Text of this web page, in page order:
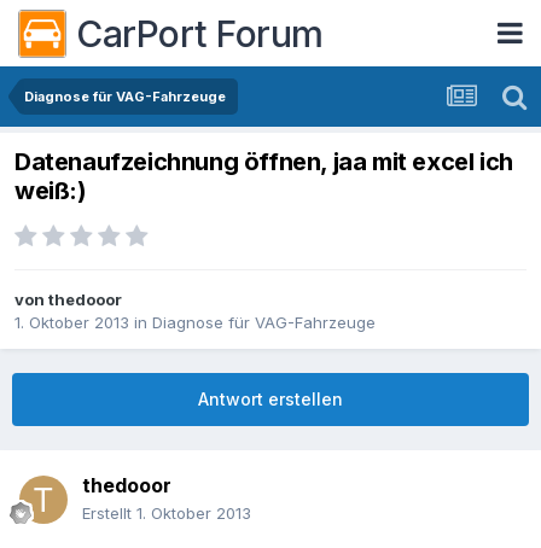
CarPort Forum
Diagnose für VAG-Fahrzeuge
Datenaufzeichnung öffnen, jaa mit excel ich
weiß:)
von thedooor
1. Oktober 2013 in Diagnose für VAG-Fahrzeuge
Antwort erstellen
thedooor
Erstellt 1. Oktober 2013